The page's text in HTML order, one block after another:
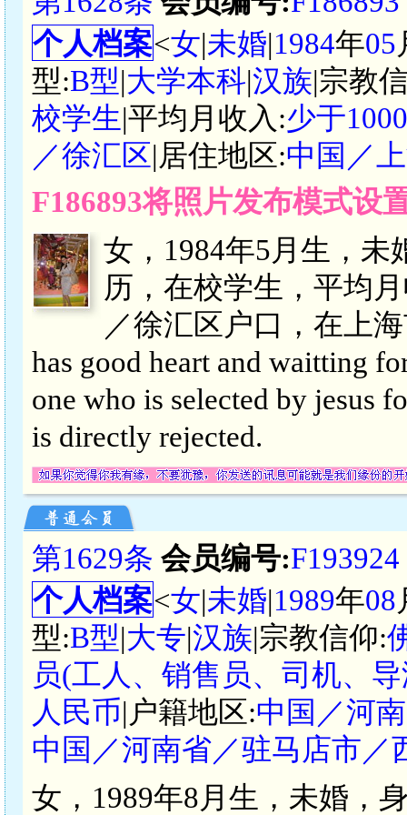
个人档案<女|未婚|1984年05
型:B型|大学本科|汉族|宗教
校学生|平均月收入:少于
／徐汇区|居住地区:中国／
F186893将照片发布模式设
女，1984年5月生，未
历，在校学生，平均
／徐汇区户口，在上
has good heart and waitting
one who is selected by jesus
is directly rejected.
第1629条 会员编号:F193924
个人档案<女|未婚|1989年08
型:B型|大专|汉族|宗教信仰:
员(工人、销售员、司机、
人民币|户籍地区:中国／河
中国／河南省／驻马店市／
女，1989年8月生，未婚，